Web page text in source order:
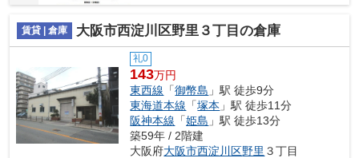
賃貸 | 倉庫 大阪市西淀川区野里３丁目の倉庫
礼0
143万円
東西線 「御幣島 」駅 徒歩9分
東海道本線 「塚本 」駅 徒歩11分
阪神本線 「姫島 」駅 徒歩13分
築59年 / 2階建
大阪府大阪市西淀川区野里 ３丁目